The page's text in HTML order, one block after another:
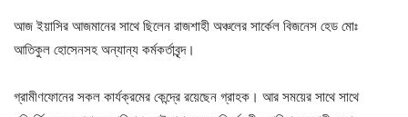
আজ ইয়াসির আজমানের সাথে ছিলেন রাজশাহী অঞ্চলের সার্কেল বিজনেস হেড মোঃ
আতিকুল হোসেনসহ অন্যান্য কর্মকর্তাবৃন্দ।
গ্রামীণফোনের সকল কার্যক্রমের কেন্দ্রে রয়েছেন গ্রাহক। আর সময়ের সাথে সাথে